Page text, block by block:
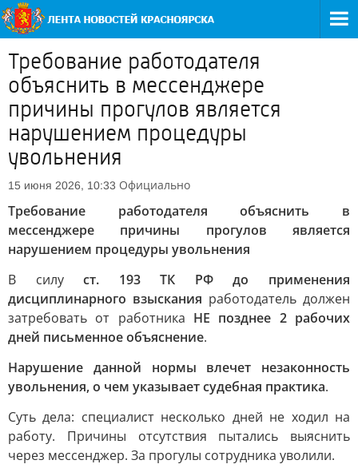
Требование работодателя
объяснить в мессенджере
причины прогулов является
нарушением процедуры
увольнения
15 июня 2026, 10:33 Официально
Требование работодателя объяснить в
мессенджере причины прогулов является
нарушением процедуры увольнения
В силуст. 193 ТК РФ до применения
дисциплинарного взыскания работодатель должен
затребовать от работника НЕ позднее 2 рабочих
дней письменное объяснение.
Нарушение данной нормы влечет незаконность
увольнения, о чем указывает судебная практика.
Суть дела: специалист несколько дней не ходил на
работу. Причины отсутствия пытались выяснить
через мессенджер. За прогулы сотрудника уволили.